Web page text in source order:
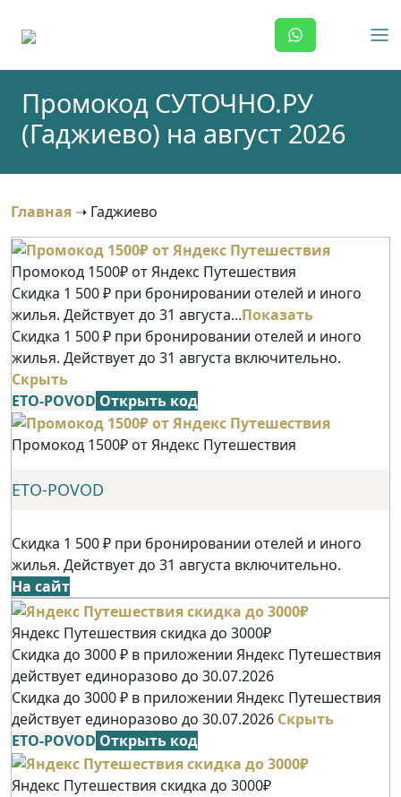
Промокод СУТОЧНО.РУ
(Гаджиево) на август 2026
Главная ➝ Гаджиево
Промокод 1500₽ от Яндекс Путешествия
Скидка 1 500 ₽ при бронировании отелей и иного
жилья. Действует до 31 августа...Показать
Скидка 1 500 ₽ при бронировании отелей и иного
жилья. Действует до 31 августа включительно.
Скрыть
ETO-POVOD Открыть код
Промокод 1500₽ от Яндекс Путешествия
ETO-POVOD
Скидка 1 500 ₽ при бронировании отелей и иного
жилья. Действует до 31 августа включительно.
На сайт
Яндекс Путешествия скидка до 3000₽
Скидка до 3000 ₽ в приложении Яндекс Путешествия
действует единоразово до 30.07.2026
Скидка до 3000 ₽ в приложении Яндекс Путешествия
действует единоразово до 30.07.2026 Скрыть
ETO-POVOD Открыть код
Яндекс Путешествия скидка до 3000₽